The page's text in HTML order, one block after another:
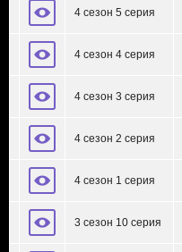
4 сезон 5 серия
4 сезон 4 серия
4 сезон 3 серия
4 сезон 2 серия
4 сезон 1 серия
3 сезон 10 серия